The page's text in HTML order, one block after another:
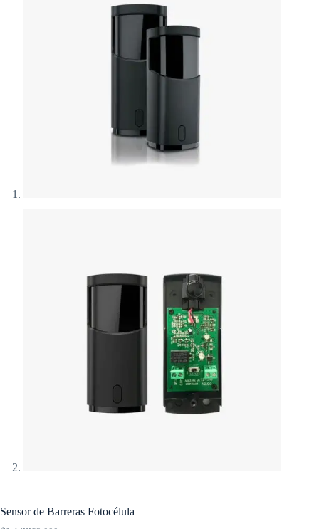
Sensor de Barreras Fotocélula